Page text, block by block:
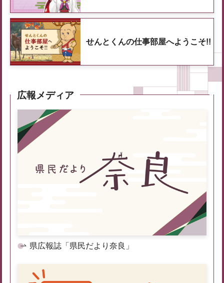
せんとくんの仕事部屋へようこそ!!
広報メディア
県広報誌「県民だより奈良」